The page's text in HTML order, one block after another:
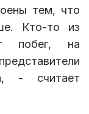
тем, что
Кто-то из
побег, на
- считает